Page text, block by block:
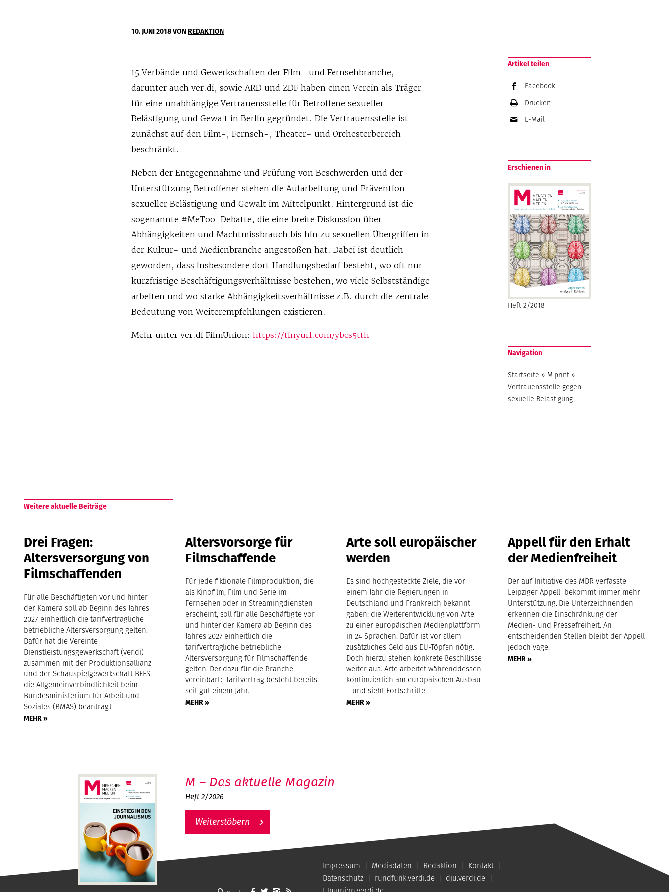
10. JUNI 2018VON REDAKTION
15 Verbände und Gewerkschaften der Film- und Fernsehbranche,
darunter auch ver.di, sowie ARD und ZDF haben einen Verein als Träger
für eine unabhängige Vertrauensstelle für Betroffene sexueller
Belästigung und Gewalt in Berlin gegründet. Die Vertrauensstelle ist
zunächst auf den Film-, Fernseh-, Theater- und Orchesterbereich
beschränkt.
Neben der Entgegennahme und Prüfung von Beschwerden und der
Unterstützung Betroffener stehen die Aufarbeitung und Prävention
sexueller Belästigung und Gewalt im Mittelpunkt. Hintergrund ist die
sogenannte #MeToo-Debatte, die eine breite Diskussion über
Abhängigkeiten und Machtmissbrauch bis hin zu sexuellen Übergriffen in
der Kultur- und Medienbranche angestoßen hat. Dabei ist deutlich
geworden, dass insbesondere dort Handlungsbedarf besteht, wo oft nur
kurzfristige Beschäftigungsverhältnisse bestehen, wo viele Selbstständige
arbeiten und wo starke Abhängigkeitsverhältnisse z.B. durch die zentrale
Bedeutung von Weiterempfehlungen existieren.
Mehr unter ver.di FilmUnion:https://tinyurl.com/ybcs5tth
Artikel teilen
Facebook
Drucken
E-Mail
Erschienen in
Heft 2/2018
Navigation
Startseite » M print »
Vertrauensstelle gegen
sexuelle Belästigung
Weitere aktuelle Beiträge
Drei Fragen:
Altersversorgung von
Filmschaffenden
Für alle Beschäftigten vor und hinter
der Kamera soll ab Beginn des Jahres
2027 einheitlich die tarifvertragliche
betriebliche Altersversorgung gelten.
Dafür hat die Vereinte
Dienstleistungsgewerkschaft (ver.di)
zusammen mit der Produktionsallianz
und der Schauspielgewerkschaft BFFS
die Allgemeinverbindlichkeit beim
Bundesministerium für Arbeit und
Soziales (BMAS) beantragt.
MEHR »
Altersvorsorge für
Filmschaffende
Für jede fiktionale Filmproduktion, die
als Kinofilm, Film und Serie im
Fernsehen oder in Streamingdiensten
erscheint, soll für alle Beschäftigte vor
und hinter der Kamera ab Beginn des
Jahres 2027 einheitlich die
tarifvertragliche betriebliche
Altersversorgung für Filmschaffende
gelten. Der dazu für die Branche
vereinbarte Tarifvertrag besteht bereits
seit gut einem Jahr.
MEHR »
Arte soll europäischer
werden
Es sind hochgesteckte Ziele, die vor
einem Jahr die Regierungen in
Deutschland und Frankreich bekannt
gaben: die Weiterentwicklung von Arte
zu einer europäischen Medienplattform
in 24 Sprachen. Dafür ist vor allem
zusätzliches Geld aus EU-Töpfen nötig.
Doch hierzu stehen konkrete Beschlüsse
weiter aus. Arte arbeitet währenddessen
kontinuierlich am europäischen Ausbau
– und sieht Fortschritte.
MEHR »
Appell für den Erhalt
der Medienfreiheit
Der auf Initiative des MDR verfasste
Leipziger Appell bekommt immer mehr
Unterstützung. Die Unterzeichnenden
erkennen die Einschränkung der
Medien- und Pressefreiheit. An
entscheidenden Stellen bleibt der Appell
jedoch vage.
MEHR »
MMM - Menschen machen Medien
M – Das aktuelle Magazin
Heft 2/2026
Weiterstöbern
Impressum Mediadaten Redaktion
Kontakt
Datenschutz
rundfunk.verdi.de
dju.verdi.de